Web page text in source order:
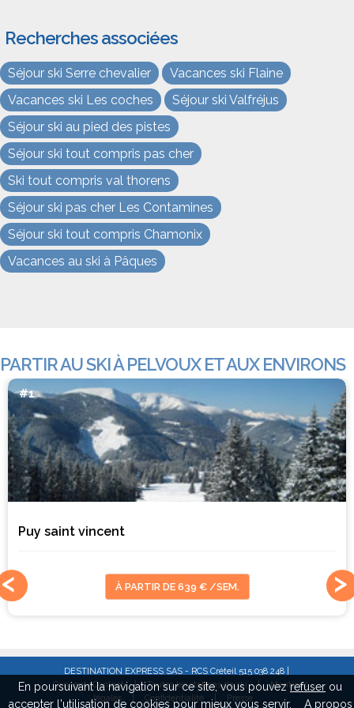
Recherches associées
Séjour ski Serre chevalier
Vacances ski Flaine
Vacances ski Les coches
Séjour ski Valfréjus
Séjour ski au pied des pistes
Séjour ski tout compris pas cher
Ski tout compris val thorens
Séjour ski pas cher Les Contamines
Séjour ski tout compris Chamonix
Vacances au ski à Pâques
PARTIR AU SKI À PELVOUX ET AUX ENVIRONS
#1
À PARTIR DE 639 € /SEM.
Puy saint vincent
DESTINATION EXPRESS SAS - RCS Créteil 515 038 248 |
Concept/Contact
| Toutes les stations de ski |
Mentions
légales
Confidentialité | Presse
En poursuivant la navigation sur ce site, vous pouvezrefuser ou
accepterl'utilisation de cookies pour mieux vous servir. A propos